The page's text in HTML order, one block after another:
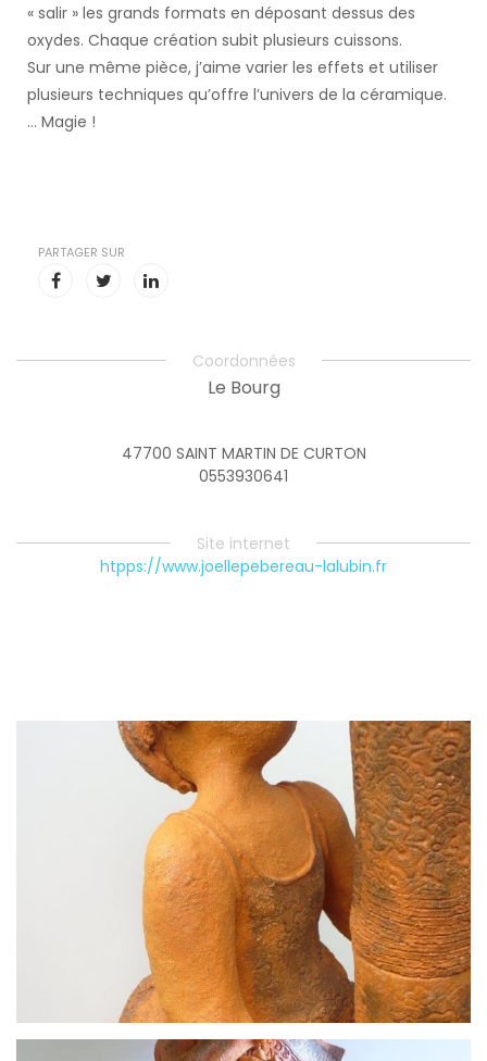
Coordonnées
Le Bourg
47700 SAINT MARTIN DE CURTON
0553930641
Site internet
htpps://www.joellepebereau-lalubin.fr
« salir » les grands formats en déposant dessus des
oxydes. Chaque création subit plusieurs cuissons.
Sur une même pièce, j’aime varier les effets et utiliser
plusieurs techniques qu’offre l’univers de la céramique.
… Magie !
PARTAGER SUR